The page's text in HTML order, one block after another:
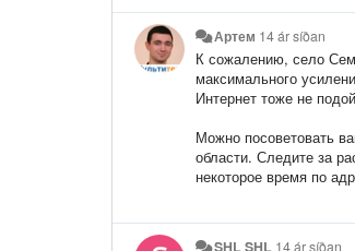
Артем 14 ár síðan
К сожалению, село
максимального
Интернет тоже не
Можно посоветовать
области. Следите за
некоторое время по
SHL SHL 14 ár síðan